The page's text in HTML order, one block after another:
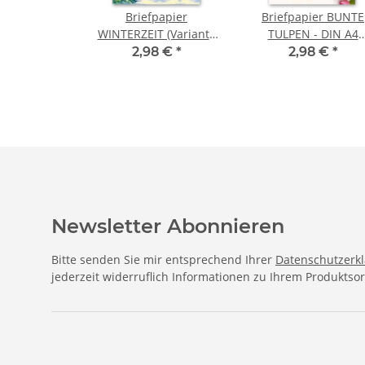
Briefpapier
WINTERZEIT (Variante
A) DIN A4 Format 20
2,98 € *
Briefpapier BUNTE
TULPEN - DIN A4
Format 20 Blatt
2,98 € *
Newsletter Abonnieren
Bitte senden Sie mir entsprechend Ihrer
jederzeit widerruflich Informationen zu Ihrem